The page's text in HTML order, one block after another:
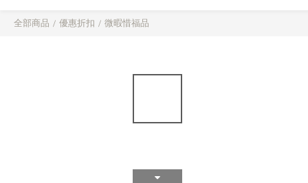
全部商品 / 優惠折扣 / 微暇惜福品